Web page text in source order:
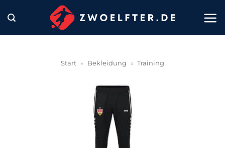
Inhalt
springen
Start » Bekleidung » Training